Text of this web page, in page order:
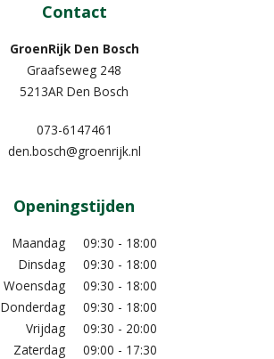
Contact
GroenRijk Den Bosch
Graafseweg 248
5213AR Den Bosch
073-6147461
den.bosch@groenrijk.nl
Openingstijden
Maandag
09:30 - 18:00
Dinsdag
09:30 - 18:00
Woensdag
09:30 - 18:00
Donderdag
09:30 - 18:00
Vrijdag
09:30 - 20:00
Zaterdag
09:00 - 17:30